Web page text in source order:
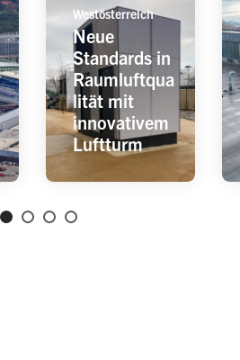
Westösterreich
Neue
Standards in
Raumluftqua
lität mit
innovativem
Luftturm